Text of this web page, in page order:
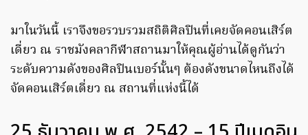
มาในวันนี้ เราจึงขอรวบรวมสถิติศิลปินที่เคยจัดคอนเสิร์ต
เดี่ยว ณ ราชมังคลากีฬาสถานมาให้คุณผู้อ่านได้ดูกันว่า
ระดับความดังของศิลปินเบอร์นั้นๆ ต้องดังขนาดไหนถึงได้
จัดคอนเสิร์ตเดี่ยว ณ สถานที่แห่งนี้ได้